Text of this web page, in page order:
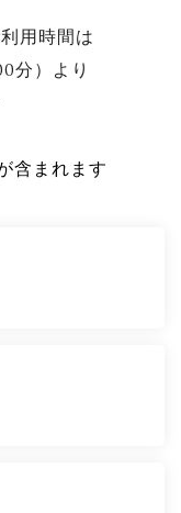
用時間は
分）より
含まれます